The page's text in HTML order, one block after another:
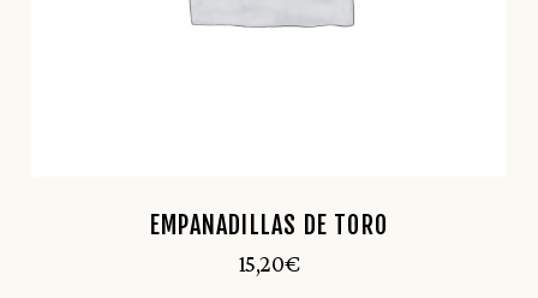
EMPANADILLAS DE TORO
15,20€